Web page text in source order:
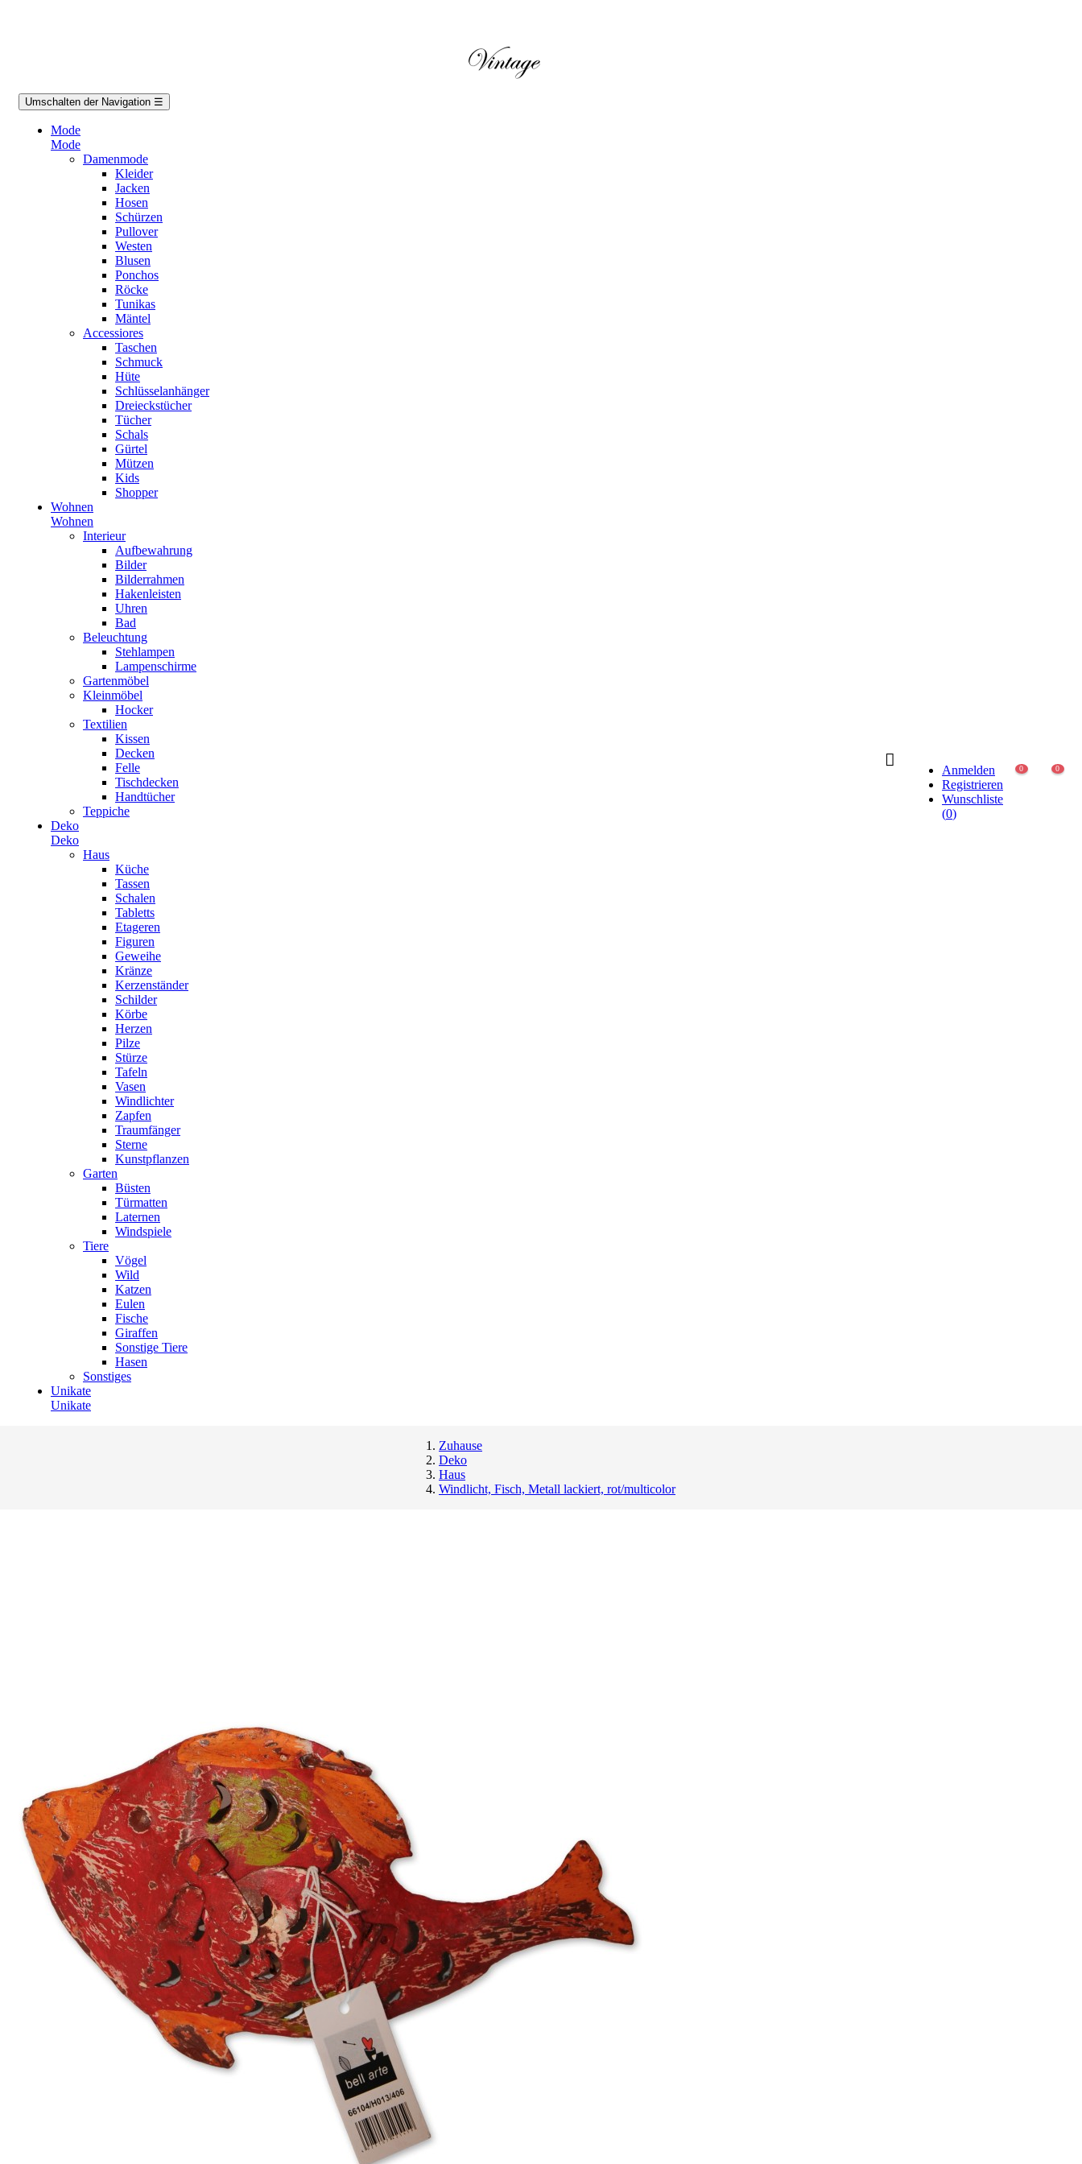
Umschalten der Navigation ☰
Mode
Mode
Damenmode
Kleider
Jacken
Hosen
Schürzen
Pullover
Westen
Blusen
Ponchos
Röcke
Tunikas
Mäntel
Accessiores
Taschen
Schmuck
Hüte
Schlüsselanhänger
Dreieckstücher
Tücher
Schals
Gürtel
Mützen
Kids
Shopper
Wohnen
Wohnen
Interieur
Aufbewahrung
Bilder
Bilderrahmen
Hakenleisten
Uhren
Bad
Beleuchtung
Stehlampen
Lampenschirme
Gartenmöbel
Kleinmöbel
Hocker
Textilien
Kissen
Decken
Felle
Tischdecken
Handtücher
Teppiche
Deko
Deko
Haus
Küche
Tassen
Schalen
Tabletts
Etageren
Figuren
Geweihe
Kränze
Kerzenständer
Schilder
Körbe
Herzen
Pilze
Stürze
Tafeln
Vasen
Windlichter
Zapfen
Traumfänger
Sterne
Kunstpflanzen
Garten
Büsten
Türmatten
Laternen
Windspiele
Tiere
Vögel
Wild
Katzen
Eulen
Fische
Giraffen
Sonstige Tiere
Hasen
Sonstiges
Unikate
Unikate
Anmelden
Registrieren
Wunschliste
(0)
0 0
Zuhause
Deko
Haus
Windlicht, Fisch, Metall lackiert, rot/multicolor